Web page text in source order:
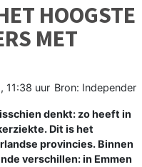
HOOGSTE
MET
11:38 uur Bron: Independer
denkt: zo heeft in
Dit is het
provincies. Binnen
verschillen: in Emmen